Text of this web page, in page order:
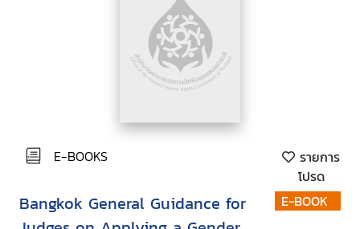
E-BOOKS
รายการ
โปรด
Bangkok General Guidance for
E-BOOK